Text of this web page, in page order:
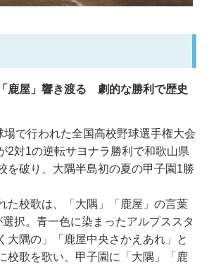
鹿屋」響き渡る 劇的な勝利で歴史
で行われた全国高校野球選手権大会
2対1の逆転サヨナラ勝利で和歌山県
を破り、大隅半島初の夏の甲子園1勝
た校歌は、「大隅」「鹿屋」の言葉
択。青一色に染まったアルプススタ
大隅の」「鹿屋中央さかえあれ」と
校歌を歌い、甲子園に「大隅」「鹿